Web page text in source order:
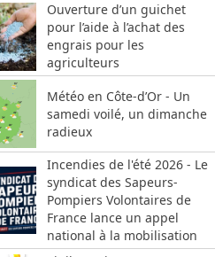
Ouverture d’un guichet
pour l’aide à l’achat des
engrais pour les
agriculteurs
Météo en Côte-d’Or - Un
samedi voilé, un dimanche
radieux
Incendies de l'été 2026 - Le
syndicat des Sapeurs-
Pompiers Volontaires de
France lance un appel
national à la mobilisation